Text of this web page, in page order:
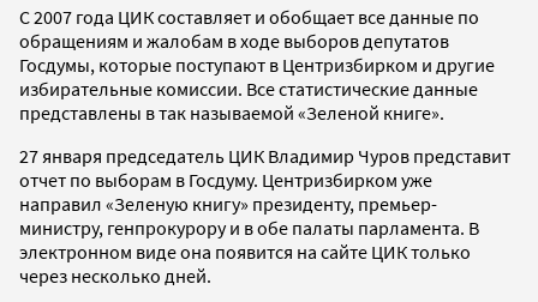
С 2007 года ЦИК составляет и обобщает все данные по
обращениям и жалобам в ходе выборов депутатов
Госдумы, которые поступают в Центризбирком и другие
избирательные комиссии. Все статистические данные
представлены в так называемой «Зеленой книге».
27 января председатель ЦИК Владимир Чуров представит
отчет по выборам в Госдуму. Центризбирком уже
направил «Зеленую книгу» президенту, премьер-
министру, генпрокурору и в обе палаты парламента. В
электронном виде она появится на сайте ЦИК только
через несколько дней.